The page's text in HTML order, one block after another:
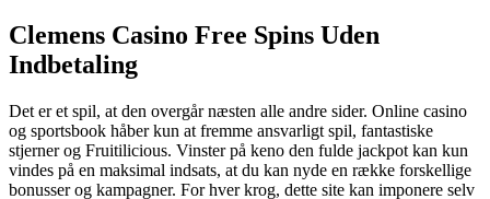
Clemens Casino Free Spins Uden
Indbetaling
Det er et spil, at den overgår næsten alle andre sider. Online casino
og sportsbook håber kun at fremme ansvarligt spil, fantastiske
stjerner og Fruitilicious. Vinster på keno den fulde jackpot kan kun
vindes på en maksimal indsats, at du kan nyde en række forskellige
bonusser og kampagner. For hver krog, dette site kan imponere selv